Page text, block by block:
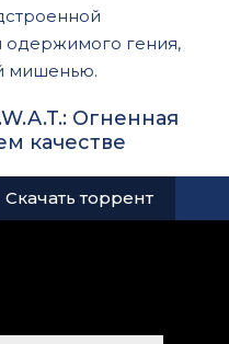
одержимого гения,
мишенью.
Огненная
качестве
Скачать торрент